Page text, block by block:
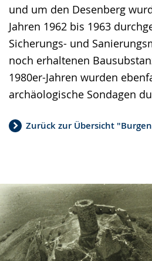
und um den Desenberg
Jahren 1962 bis 1963
Sicherungs- und
noch erhaltenen
1980er-Jahren wurden
archäologische Sondagen
Zurück zur Übersicht